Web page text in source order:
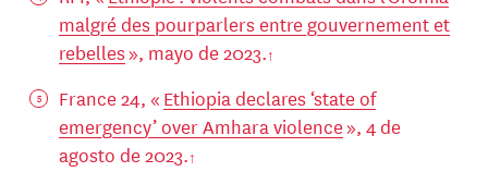
malgré des pourparlers entre gouvernement et
rebelles», mayo de 2023.
France 24, « Ethiopia declares ‘state of
emergency’ over Amhara violence», 4 de
agosto de 2023.